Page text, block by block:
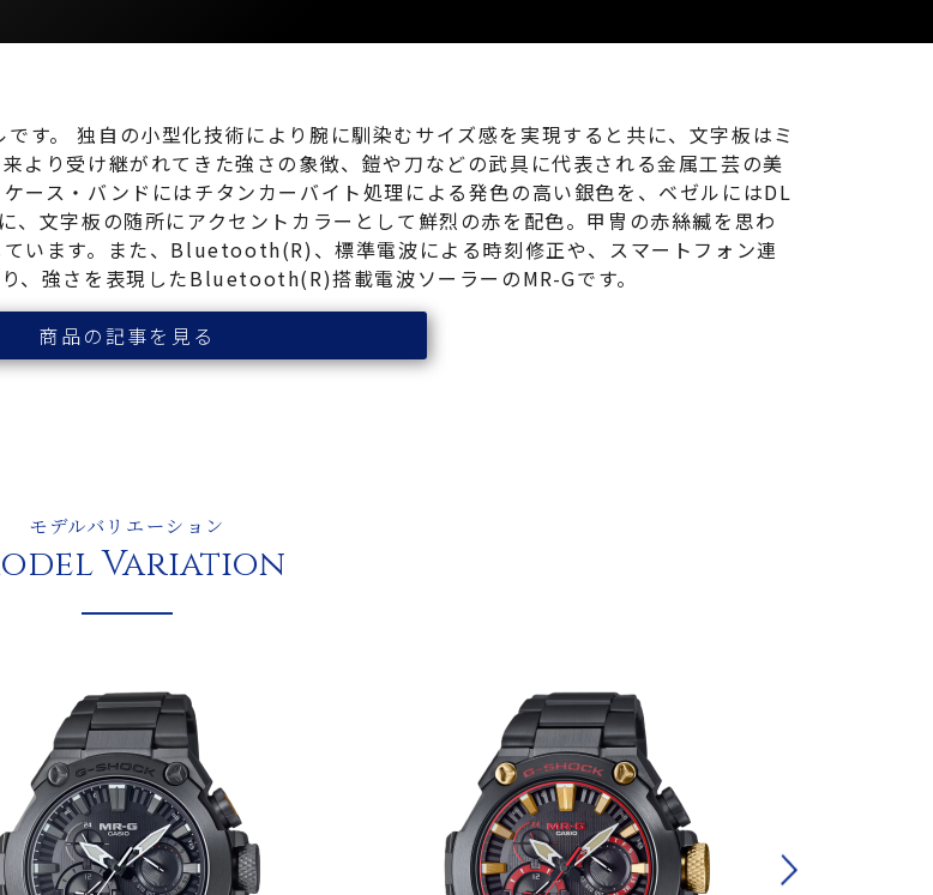
す。 独自の小型化技術により腕に馴染むサイズ感を実現すると共に、文字板はミ
より受け継がれてきた強さの象徴、鎧や刀などの武具に代表される金属工芸の美
ース・バンドにはチタンカーバイト処理による発色の高い銀色を、ベゼルにはDL
文字板の随所にアクセントカラーとして鮮烈の赤を配色。甲冑の赤絲縅を思わ
います。また、Bluetooth(R)、標準電波による時刻修正や、スマートフォン連
、強さを表現したBluetooth(R)搭載電波ソーラーのMR-Gです。
商品の記事を見る
モデルバリエーション
Variation